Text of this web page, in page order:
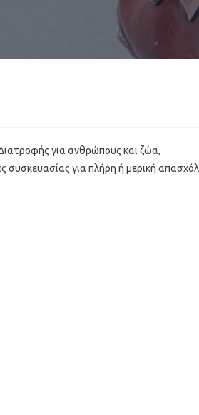
για ανθρώπους και ζώα,
συσκευασίας για πλήρη ή μερική